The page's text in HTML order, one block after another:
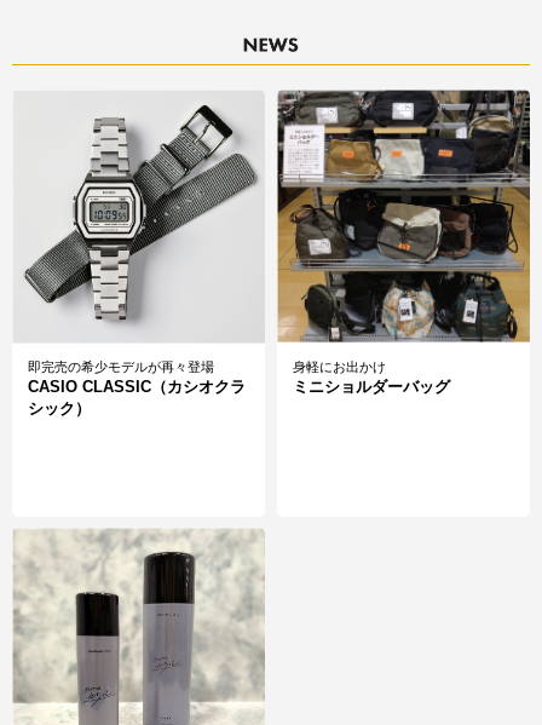
即完売の希少モデルが再々登場
CASIO CLASSIC（カシオクラ
シック）
身軽にお出かけ
ミニショルダーバッグ